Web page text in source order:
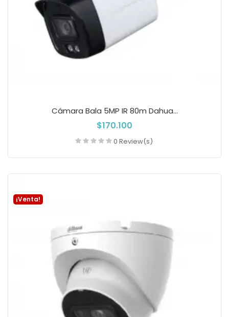
Cámara Bala 5MP IR 80m Dahua...
$170.100
0 Review(s)
¡Venta!